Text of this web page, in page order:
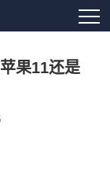
果11还是